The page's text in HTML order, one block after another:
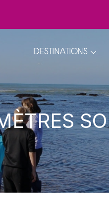
DESTINATIONS